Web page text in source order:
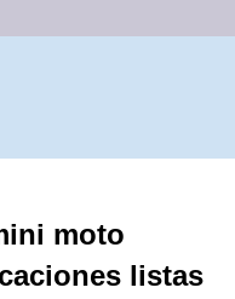
moto
listas